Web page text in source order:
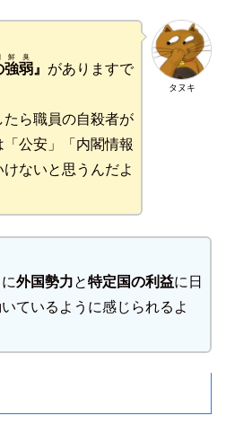
タヌキ
強弱
鮮臭
』 がありますで
ら職員の自殺者が
公安」「内閣情報
ないと思うんだよ
外国勢力と特定国の利益に日
ているように感じられるよ